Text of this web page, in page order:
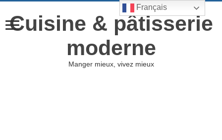
Cuisine & pâtisserie
moderne
Manger mieux, vivez mieux
Français